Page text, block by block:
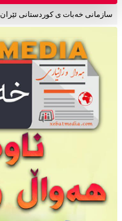
سازمانی خەبات ی کوردستانی ئێران